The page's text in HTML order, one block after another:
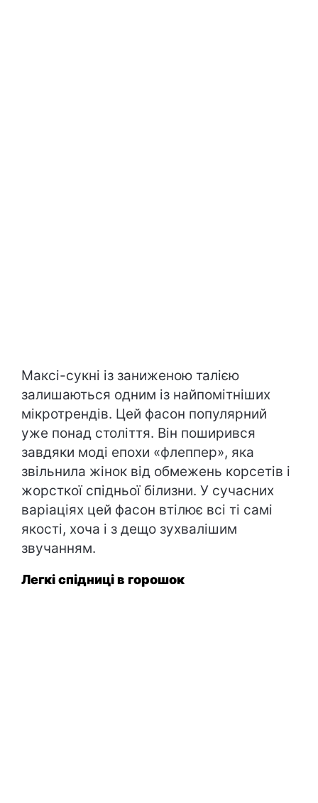
Максі-сукні із заниженою талією
залишаються одним із найпомітніших
мікротрендів. Цей фасон популярний
уже понад століття. Він поширився
завдяки моді епохи «флеппер», яка
звільнила жінок від обмежень корсетів і
жорсткої спідньої білизни. У сучасних
варіаціях цей фасон втілює всі ті самі
якості, хоча і з дещо зухвалішим
звучанням.
Легкі спідниці в горошок